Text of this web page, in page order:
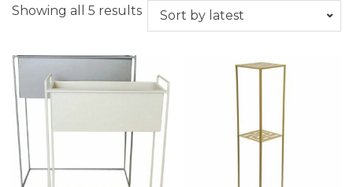
Showing all 5 results